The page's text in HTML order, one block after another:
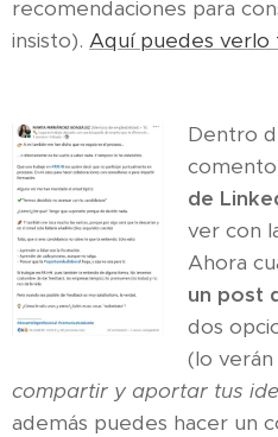
recomendaciones para
insisto). Aquí puedes verlo
Dentro
comento
de
ver con
Ahora
un post
dos
(lo
compartir y aportar tus
además puedes hacer un